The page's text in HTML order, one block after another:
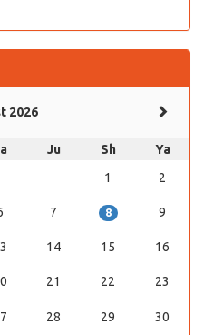
2026
Ju Sh
Ya
1
2
7 8 9
14 15 16
21 22 23
28 29 30